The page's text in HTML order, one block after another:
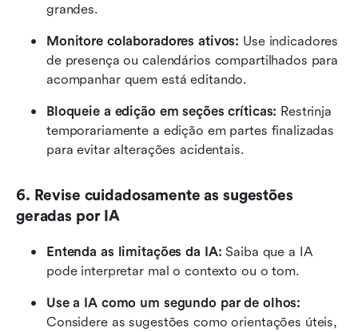
grandes.
Monitore colaboradores ativos: Use indicadores
de presença ou calendários compartilhados para
acompanhar quem está editando.
Bloqueie a edição em seções críticas: Restrinja
temporariamente a edição em partes finalizadas
para evitar alterações acidentais.
6. Revise cuidadosamente as sugestões
geradas por IA
Entenda as limitações da IA: Saiba que a IA
pode interpretar mal o contexto ou o tom.
Use a IA como um segundo par de olhos:
Considere as sugestões como orientações úteis,